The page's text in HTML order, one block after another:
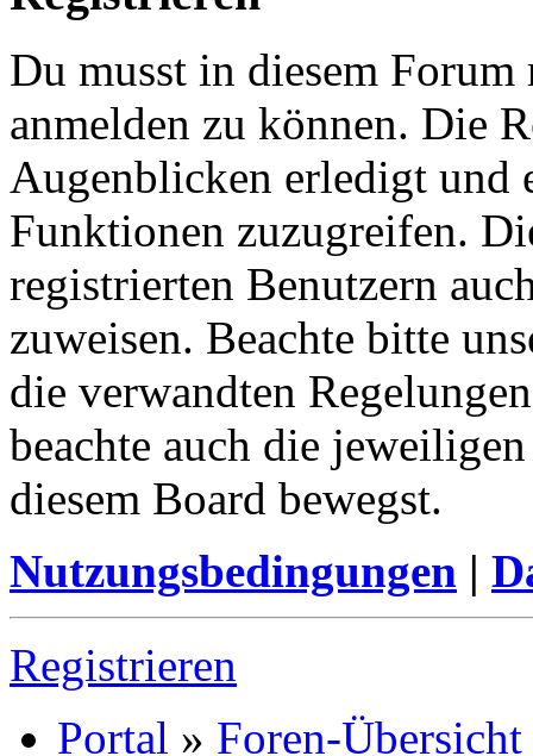
Du musst in diesem
anmelden zu können. Die
Augenblicken erledigt und
Funktionen zuzugreifen.
registrierten Benutzern
zuweisen. Beachte bitte
die verwandten
beachte auch die
diesem Board bewegst.
Nutzungsbedingungen |
Registrieren
Portal » Foren-Übersicht